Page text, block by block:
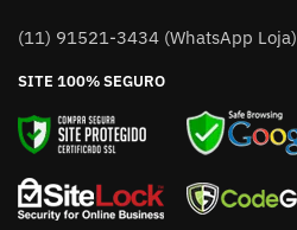
(11) 91521-3434 (WhatsApp Loja)
SITE 100% SEGURO